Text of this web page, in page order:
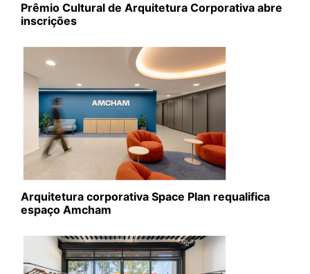
Prêmio Cultural de Arquitetura Corporativa abre
inscrições
Arquitetura corporativa Space Plan requalifica
espaço Amcham